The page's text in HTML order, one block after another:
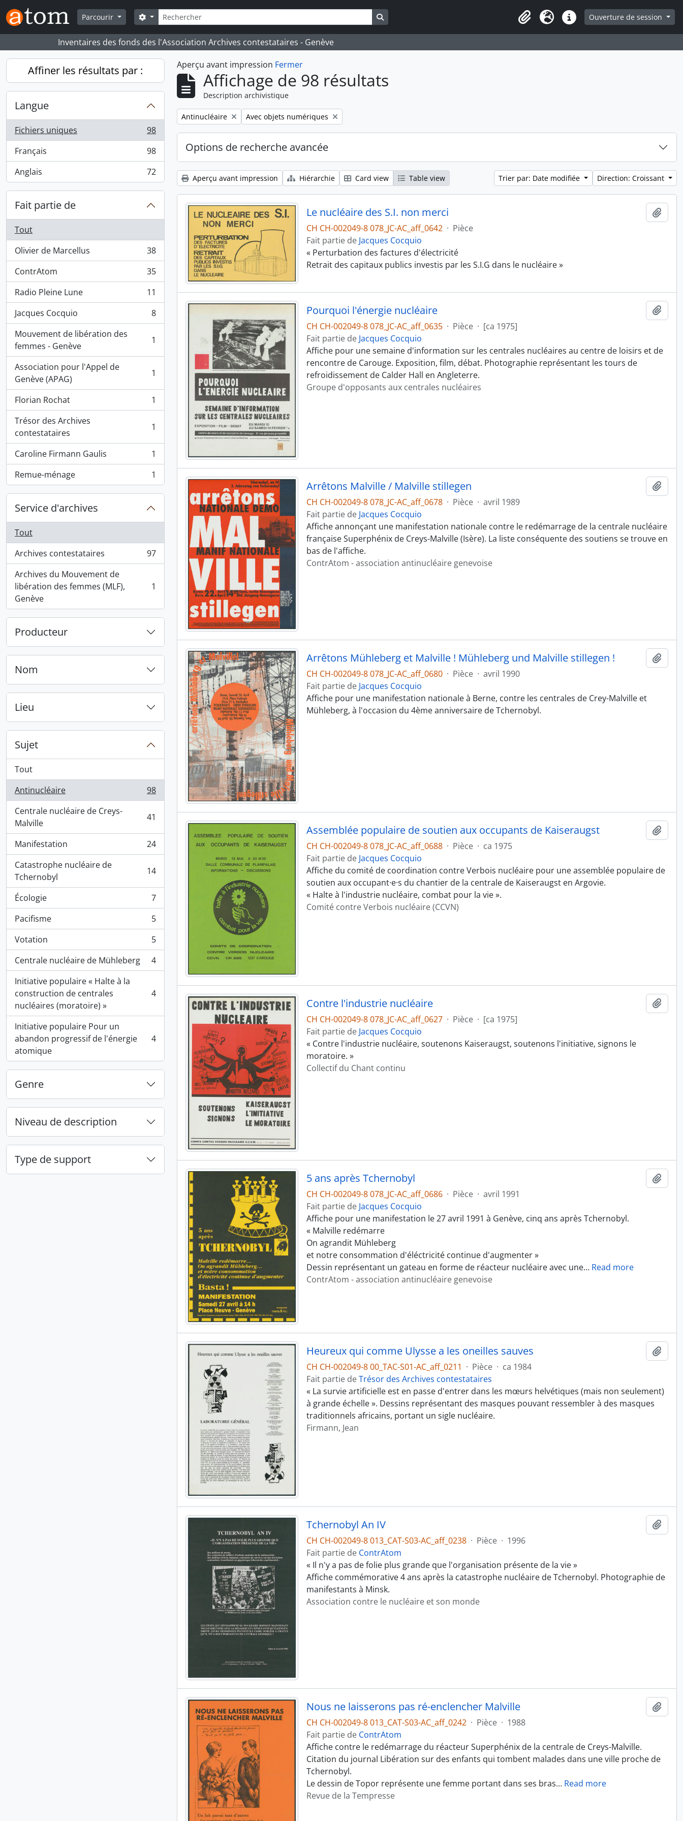
Skip to main content
Parcourir
Rechercher
Search options
Presse-papier
LangueLiens rapidesOuverture de session
Inventaires des fonds des l'Association Archives contestataires - Genève
Affiner les résultats par :
Langue
Fichiers uniques
, 98 résultats
98
Français
, 98 résultats
98
Anglais
, 72 résultats 72
Fait partie de
Tout
Olivier de Marcellus
, 38 résultats
38
ContrAtom
, 35 résultats
35
Radio Pleine Lune
, 11 résultats
11
Jacques Cocquio
, 8 résultats
8
Mouvement de libération des
femmes - Genève
, 1 résultats 1
Association pour l'Appel de
Genève (APAG)
, 1 résultats 1
Florian Rochat
, 1 résultats
1
Trésor des Archives
contestataires
, 1 résultats 1
Caroline Firmann Gaulis
, 1 résultats
1
Remue-ménage
, 1 résultats 1
Service d'archives
Tout
Archives contestataires
, 97 résultats
97
Archives du Mouvement de
libération des femmes (MLF),
Genève
, 1 résultats 1
Producteur
Nom
Lieu
Sujet
Tout
Antinucléaire
, 98 résultats
98
Centrale nucléaire de Creys-
Malville
, 41 résultats 41
Manifestation
, 24 résultats
24
Catastrophe nucléaire de
Tchernobyl
, 14 résultats 14
Écologie
, 7 résultats
7
Pacifisme
, 5 résultats
5
Votation
, 5 résultats
5
Centrale nucléaire de Mühleberg
, 4 résultats
4
Initiative populaire « Halte à la
construction de centrales
nucléaires (moratoire) »
, 4 résultats 4
Initiative populaire Pour un
abandon progressif de l'énergie
atomique
, 4 résultats 4
Genre
Niveau de description
Type de support
Aperçu avant impression Fermer
Affichage de 98 résultats
Description archivistique
Remove filter:
Antinucléaire Remove filter:
Avec objets numériques
Options de recherche avancée
Aperçu avant impression Hiérarchie Card view Table view Trier par: Date modifiée Direction: Croissant
Le nucléaire des S.I. non merci
CH CH-002049-8 078_JC-AC_aff_0642 · Pièce
Fait partie de Jacques Cocquio
« Perturbation des factures d'électricité
Retrait des capitaux publics investis par les S.I.G dans le nucléaire »
Pourquoi l'énergie nucléaire
CH CH-002049-8 078_JC-AC_aff_0635 · Pièce · [ca 1975]
Fait partie de Jacques Cocquio
Affiche pour une semaine d'information sur les centrales nucléaires au centre de loisirs et de
rencontre de Carouge. Exposition, film, débat. Photographie représentant les tours de
refroidissement de Calder Hall en Angleterre.
Groupe d'opposants aux centrales nucléaires
Arrêtons Malville / Malville stillegen
CH CH-002049-8 078_JC-AC_aff_0678 · Pièce · avril 1989
Fait partie de Jacques Cocquio
Affiche annonçant une manifestation nationale contre le redémarrage de la centrale nucléaire
française Superphénix de Creys-Malville (Isère). La liste conséquente des soutiens se trouve en
bas de l'affiche.
ContrAtom - association antinucléaire genevoise
Arrêtons Mühleberg et Malville ! Mühleberg und Malville stillegen !
CH CH-002049-8 078_JC-AC_aff_0680 · Pièce · avril 1990
Fait partie de Jacques Cocquio
Affiche pour une manifestation nationale à Berne, contre les centrales de Crey-Malville et
Mühleberg, à l'occasion du 4ème anniversaire de Tchernobyl.
Assemblée populaire de soutien aux occupants de Kaiseraugst
CH CH-002049-8 078_JC-AC_aff_0688 · Pièce · ca 1975
Fait partie de Jacques Cocquio
Affiche du comité de coordination contre Verbois nucléaire pour une assemblée populaire de
soutien aux occupant·e·s du chantier de la centrale de Kaiseraugst en Argovie.
« Halte à l'industrie nucléaire, combat pour la vie ».
Comité contre Verbois nucléaire (CCVN)
Contre l'industrie nucléaire
CH CH-002049-8 078_JC-AC_aff_0627 · Pièce · [ca 1975]
Fait partie de Jacques Cocquio
« Contre l'industrie nucléaire, soutenons Kaiseraugst, soutenons l'initiative, signons le
moratoire. »
Collectif du Chant continu
5 ans après Tchernobyl
CH CH-002049-8 078_JC-AC_aff_0686 · Pièce · avril 1991
Fait partie de Jacques Cocquio
Affiche pour une manifestation le 27 avril 1991 à Genève, cinq ans après Tchernobyl.
« Malville redémarre
On agrandit Mühleberg
et notre consommation d'éléctricité continue d'augmenter »
Dessin représentant un gateau en forme de réacteur nucléaire avec une… Read more
ContrAtom - association antinucléaire genevoise
Heureux qui comme Ulysse a les oneilles sauves
CH CH-002049-8 00_TAC-S01-AC_aff_0211 · Pièce · ca 1984
Fait partie deTrésor des Archives contestataires
« La survie artificielle est en passe d'entrer dans les mœurs helvétiques (mais non seulement)
à grande échelle ». Dessins représentant des masques pouvant ressembler à des masques
traditionnels africains, portant un sigle nucléaire.
Firmann, Jean
Tchernobyl An IV
CH CH-002049-8 013_CAT-S03-AC_aff_0238 · Pièce · 1996
Fait partie de ContrAtom
« Il n'y a pas de folie plus grande que l'organisation présente de la vie »
Affiche commémorative 4 ans après la catastrophe nucléaire de Tchernobyl. Photographie de
manifestants à Minsk.
Association contre le nucléaire et son monde
Nous ne laisserons pas ré-enclencher Malville
CH CH-002049-8 013_CAT-S03-AC_aff_0242 · Pièce · 1988
Fait partie de ContrAtom
Affiche contre le redémarrage du réacteur Superphénix de la centrale de Creys-Malville.
Citation du journal Libération sur des enfants qui tombent malades dans une ville proche de
Tchernobyl.
Le dessin de Topor représente une femme portant dans ses bras… Read more
Revue de la Tempresse